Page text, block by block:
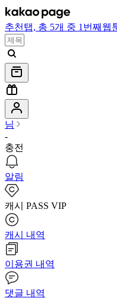
추천 탭, 총 5개 중 1번째 웹
님
-
충전
알림
캐시 PASS VIP
캐시 내역
이용권 내역
댓글 내역